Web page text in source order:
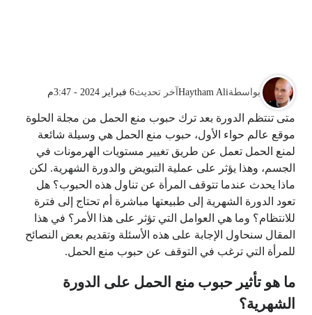
بواسطةHaytham Aliآخر تحديث6 فبراير 2024 - 3:47م
متى تنتظم الدورة بعد ترك حبوب منع الحمل من مجلة الحلوة
موقع عالم حواء الأول، حبوب منع الحمل هي وسيلة شائعة
لمنع الحمل تعمل عن طريق تغيير مستويات الهرمونات في
الجسم، وهذا يؤثر على عملية التبويض والدورة الشهرية. لكن
ماذا يحدث عندما تتوقف المرأة عن تناول هذه الحبوب؟ هل
تعود الدورة الشهرية إلى طبيعتها مباشرة أم تحتاج إلى فترة
للانتظام؟ وما هي العوامل التي تؤثر على هذا الأمر؟ في هذا
المقال سنحاول الإجابة على هذه الأسئلة وتقديم بعض النصائح
للمرأة التي ترغب في التوقف عن حبوب منع الحمل.
ما هو تأثير حبوب منع الحمل على الدورة
الشهرية؟